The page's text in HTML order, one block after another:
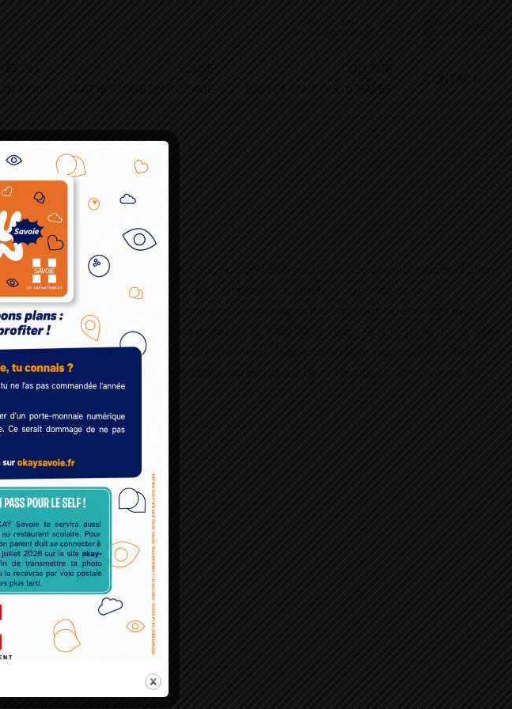
ECOLE
XXIII
ECOLE
CATHOLIQUE DU BOCAGE
COLLÈGE
SAINT FRANÇOIS DE SALES
CONTACT
( A, B, D &H) ont pu bénéficier d’une présentation par l’Université Grenoble Alpes et plus
Innovation in Medecine and Complexity) des métiers de la recherche .
penser, le monde de la recherche comprend une grande variété de profils ( chercheurs mais
chargés de communication) et de parcours (du CAP au Bac + 8) . Une jeune doctorante
et très claire, son sujet de doctorat : le rôle de l’alimentation et en particulier des fibres
Tout le monde est reparti convaincu de l’interêt de manger des fruits et légumes !